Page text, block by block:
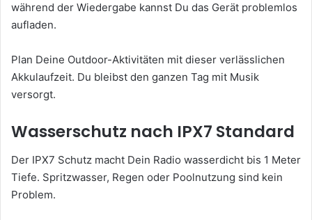
während der Wiedergabe kannst Du das Gerät problemlos
aufladen.
Plan Deine Outdoor-Aktivitäten mit dieser verlässlichen
Akkulaufzeit. Du bleibst den ganzen Tag mit Musik
versorgt.
Wasserschutz nach IPX7 Standard
Der IPX7 Schutz macht Dein Radio wasserdicht bis 1 Meter
Tiefe. Spritzwasser, Regen oder Poolnutzung sind kein
Problem.